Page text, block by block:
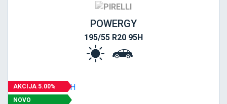
POWERGY
195/55 R20 95H
AKCIJA 5.00%
NOVO